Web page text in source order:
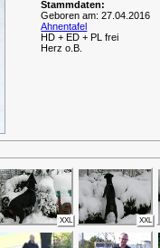
XXL XXL
Stammdaten:
Geboren am: 27.04.2016
Ahnentafel
HD + ED + PL frei
Herz o.B.